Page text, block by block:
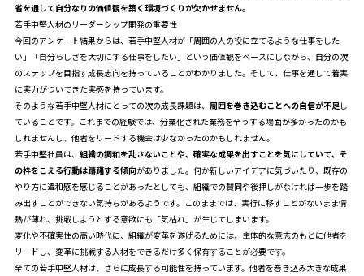
省を通して自分なりの価値観を築く環境づくりが欠かせません。
若手中堅人材のリーダーシップ開発の重要性
今回のアンケート結果からは、若手中堅人材が「周囲の人の役に立てるような仕事をした
い」「自分らしさを大切にする仕事をしたい」という価値観をベースにしながら、自分の次
のステップを目指す成長志向を持っていることがわかりました。そして、仕事を通して着実
に実力がついてきた実感を持っています。
そのような若手中堅人材にとっての次の成長課題は、 周囲を巻き込むことへの自信が不足し
ていることです。これまでの経験では、分業化された業務を全うする場面が多かったのかも
しれませんし、他者をリードする機会は少なかったのかもしれません。
若手中堅社員は、 組織の調和を乱さないことや、確実な成果を出すことを気にしていて、そ
の枠をこえる行動は躊躇する傾向がありました。何か新しいアイデアに気づいたり、既存の
やり方に違和感を感じることがあったとしても、組織での賛同や後押しがなければ一歩を踏
み出すことができない気持ちがあるようです。このままでは、実行に移すことがないまま情
熱が薄れ、挑戦しようとする意欲にも「気枯れ」が生じてしまいます。
変化や不確実性の高い時代に、組織が変革を遂げるためには、主体的な意志のもとに他者を
リードし、変革に挑戦する人材をできるだけ多く保有することが必要です。
全ての若手中堅人材は、さらに成長する可能性を持っています。他者を巻き込み大きな成果